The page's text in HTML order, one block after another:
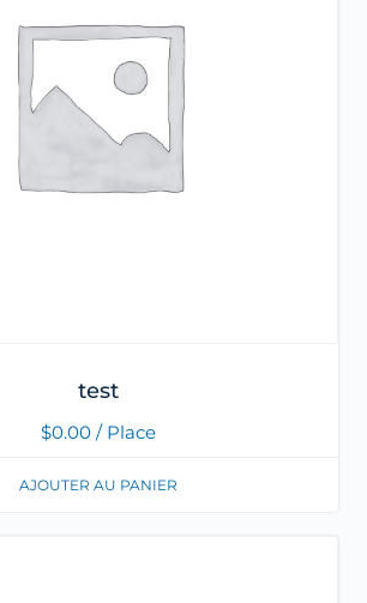
test
$0.00 / Place
AJOUTER AU PANIER